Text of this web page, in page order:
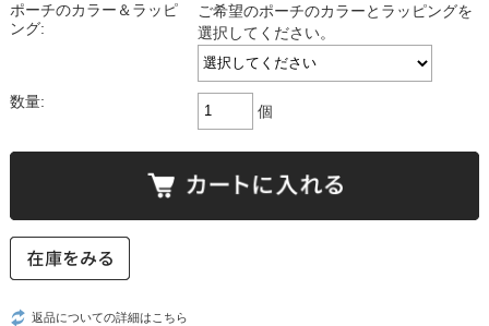
ポーチのカラー＆ラッピ
ング:
ご希望のポーチのカラーとラッピングを
選択してください。
数量:
個
返品についての詳細はこちら